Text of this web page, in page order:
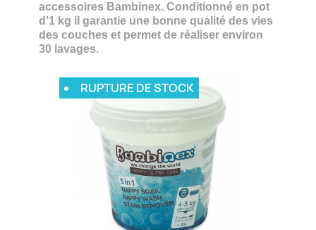
accessoires Bambinex. Conditionné en pot
d’1 kg il garantie une bonne qualité des vies
des couches et permet de réaliser environ
30 lavages.
RUPTURE DE STOCK